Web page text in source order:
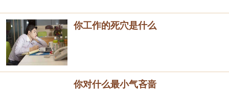
你工作的死穴是什么
你对什么最小气吝啬